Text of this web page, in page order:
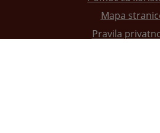
Mapa
Pravila